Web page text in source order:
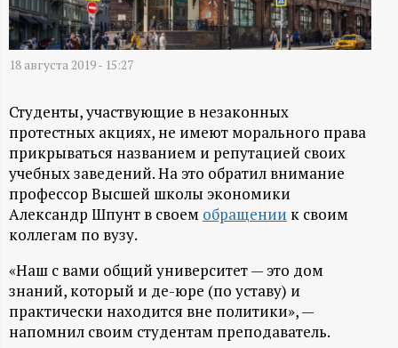
Д
А
Н
-
и
н
ф
о
18 августа 2019 - 15:27
Студенты, участвующие в незаконных
протестных акциях, не имеют морального права
прикрываться названием и репутацией своих
учебных заведений. На это обратил внимание
профессор Высшей школы экономики
Александр Шпунт в своем обращении к своим
коллегам по вузу.
«Наш с вами общий университет — это дом
знаний, который и де-юре (по уставу) и
практически находится вне политики», —
напомнил своим студентам преподаватель.